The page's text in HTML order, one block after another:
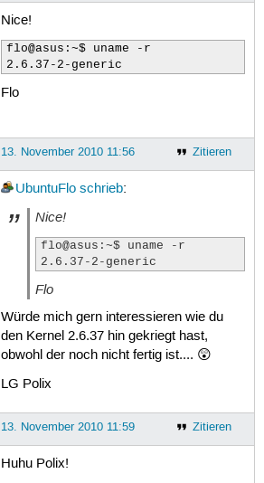
Nice!
flo@asus:~$ uname -r
2.6.37-2-generic
Flo
Zitieren
13. November 2010 11:56
UbuntuFlo schrieb:
Nice!
flo@asus:~$ uname -r
2.6.37-2-generic
Flo
Würde mich gern interessieren wie du
den Kernel 2.6.37 hin gekriegt hast,
obwohl der noch nicht fertig ist.... 😲
LG Polix
Zitieren
13. November 2010 11:59
Huhu Polix!